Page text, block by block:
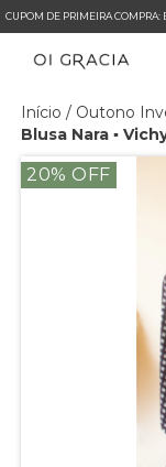
CUPOM DE PRIMEIRA COMPRA:
Início / Outono
Blusa Nara ▪
20% OFF